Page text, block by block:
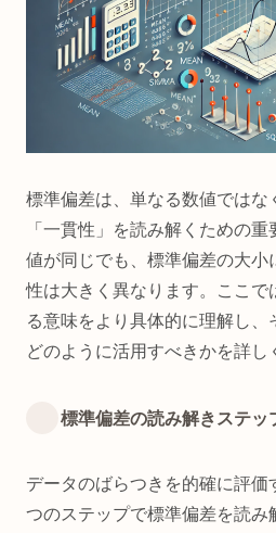
標準偏差は、単なる数値ではな
「一貫性」を読み解くための
値が同じでも、標準偏差の大小
性は大きく異なります。ここで
る意味をより具体的に理解し
どのように活用すべきかを詳し
標準偏差の読み解きステッ
データのばらつきを的確に評
つのステップで標準偏差を読み